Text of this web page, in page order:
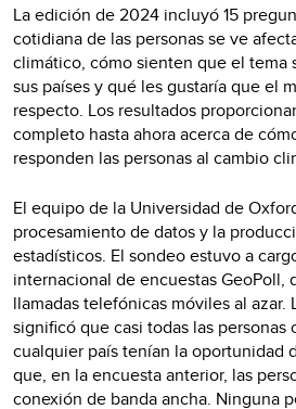
La edición de 2024 incluyó 15
cotidiana de las personas se ve
climático, cómo sienten que el tema
sus países y qué les gustaría que el
respecto. Los resultados
completo hasta ahora acerca de
responden las personas al cambio
El equipo de la Universidad de
procesamiento de datos y la
estadísticos. El sondeo estuvo a
internacional de encuestas GeoPoll,
llamadas telefónicas móviles al azar.
significó que casi todas las
cualquier país tenían la oportunidad
que, en la encuesta anterior, las
conexión de banda ancha. Ninguna